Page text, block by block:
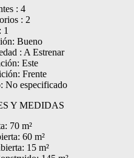
: 4
: 2
1
Bueno
: A Estrenar
Este
Frente
No especificado
Y MEDIDAS
70 m²
60 m²
15 m²